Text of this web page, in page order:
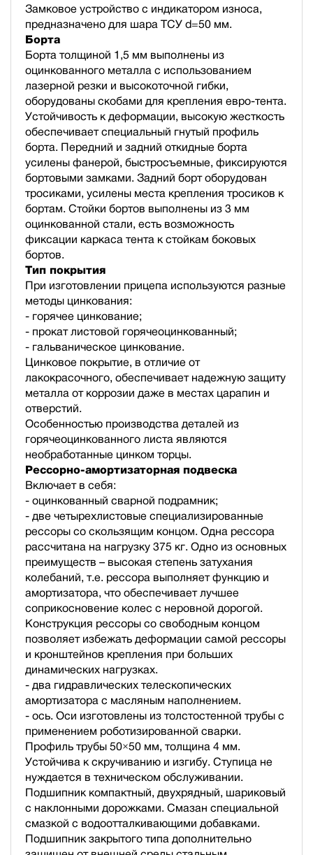
Замковое устройство с индикатором износа,
предназначено для шара ТСУ d=50 мм.
Борта
Борта толщиной 1,5 мм выполнены из
оцинкованного металла с использованием
лазерной резки и высокоточной гибки,
оборудованы скобами для крепления евро-тента.
Устойчивость к деформации, высокую жесткость
обеспечивает специальный гнутый профиль
борта. Передний и задний откидные борта
усилены фанерой, быстросъемные, фиксируются
бортовыми замками. Задний борт оборудован
тросиками, усилены места крепления тросиков к
бортам. Стойки бортов выполнены из 3 мм
оцинкованной стали, есть возможность
фиксации каркаса тента к стойкам боковых
бортов.
Тип покрытия
При изготовлении прицепа используются разные
методы цинкования:
- горячее цинкование;
- прокат листовой горячеоцинкованный;
- гальваническое цинкование.
Цинковое покрытие, в отличие от
лакокрасочного, обеспечивает надежную защиту
металла от коррозии даже в местах царапин и
отверстий.
Особенностью производства деталей из
горячеоцинкованного листа являются
необработанные цинком торцы.
Рессорно-амортизаторная подвеска
Включает в себя:
- оцинкованный сварной подрамник;
- две четырехлистовые специализированные
рессоры со скользящим концом. Одна рессора
рассчитана на нагрузку 375 кг. Одно из основных
преимуществ – высокая степень затухания
колебаний, т.е. рессора выполняет функцию и
амортизатора, что обеспечивает лучшее
соприкосновение колес с неровной дорогой.
Конструкция рессоры со свободным концом
позволяет избежать деформации самой рессоры
и кронштейнов крепления при больших
динамических нагрузках.
- два гидравлических телескопических
амортизатора с масляным наполнением.
- ось. Оси изготовлены из толстостенной трубы с
применением роботизированной сварки.
Профиль трубы 50×50 мм, толщина 4 мм.
Устойчива к скручиванию и изгибу. Ступица не
нуждается в техническом обслуживании.
Подшипник компактный, двухрядный, шариковый
с наклонными дорожками. Смазан специальной
смазкой с водоотталкивающими добавками.
Подшипник закрытого типа дополнительно